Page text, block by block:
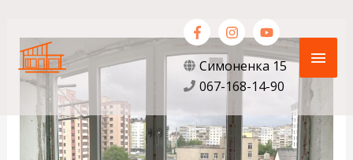
вмісту
Симоненка 15
067-168-14-90
запису